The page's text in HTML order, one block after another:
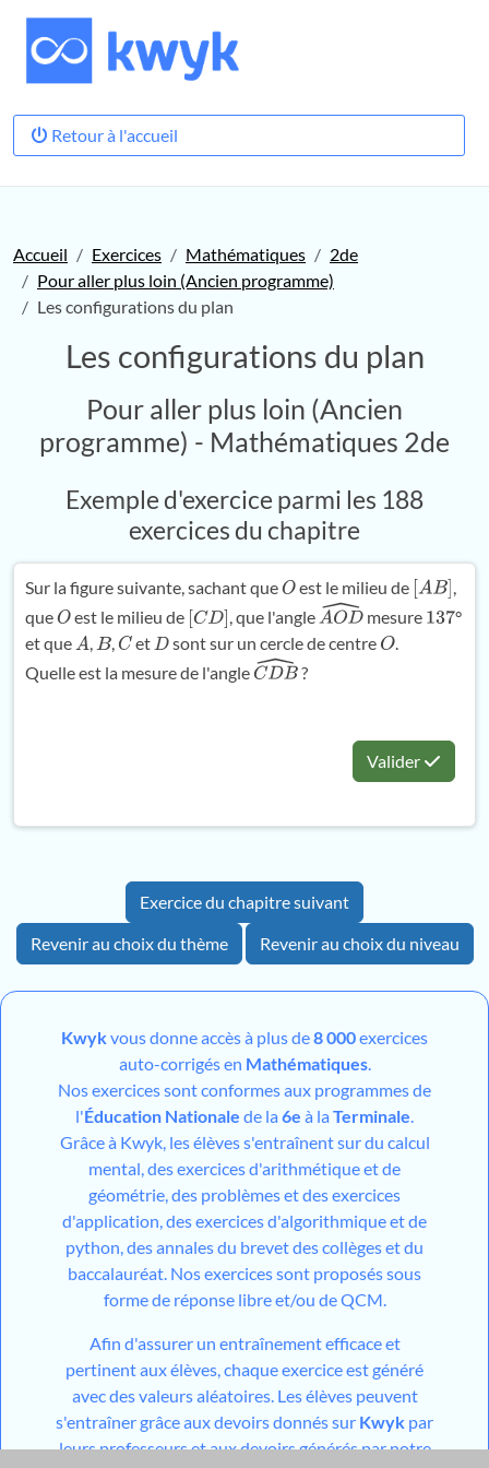
Retour à l'accueil
Accueil Exercices Mathématiques
2de
Pour aller plus loin (Ancien programme)
Les configurations du plan
Les configurations du plan
Pour aller plus loin (Ancien
programme) - Mathématiques 2de
Exemple d'exercice parmi les 188
exercices du chapitre
Sur la figure suivante, sachant queO est le milieu de [AB]
queO est le milieu de [CD] , que l'angleAOD^ mesure 137°
et queA B, CetD sont sur un cercle de centre O.
Quelle est la mesure de l'angle CDB^ ?
Valider
Exercice du chapitre suivant
Revenir au choix du thème
Revenir au choix du niveau
Kwykvous donne accès à plus de8 000exercices
auto-corrigés en Mathématiques.
Nos exercices sont conformes aux programmes de
l'Éducation Nationale de la 6e à la Terminale.
Grâce à Kwyk, les élèves s'entraînent sur du calcul
mental, des exercices d'arithmétique et de
géométrie, des problèmes et des exercices
d'application, des exercices d'algorithmique et de
python, des annales du brevet des collèges et du
baccalauréat. Nos exercices sont proposés sous
forme de réponse libre et/ou de QCM.
Afin d'assurer un entraînement efficace et
pertinent aux élèves, chaque exercice est généré
avec des valeurs aléatoires. Les élèves peuvent
s'entraîner grâce aux devoirs donnés sur Kwyk par
leurs professeurs et aux devoirs générés par notre